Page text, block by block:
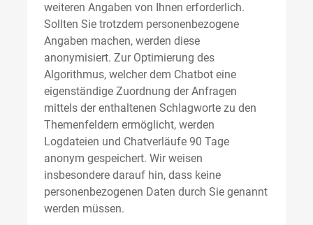
weiteren Angaben von Ihnen erforderlich.
Sollten Sie trotzdem personenbezogene
Angaben machen, werden diese
anonymisiert. Zur Optimierung des
Algorithmus, welcher dem Chatbot eine
eigenständige Zuordnung der Anfragen
mittels der enthaltenen Schlagworte zu den
Themenfeldern ermöglicht, werden
Logdateien und Chatverläufe 90 Tage
anonym gespeichert. Wir weisen
insbesondere darauf hin, dass keine
personenbezogenen Daten durch Sie genannt
werden müssen.